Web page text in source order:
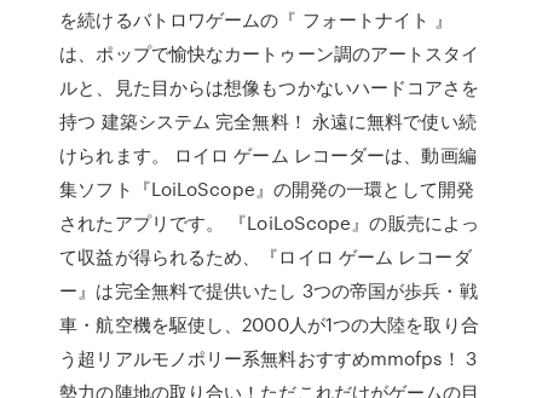
を続けるバトロワゲームの『 フォートナイト 』
は、ポップで愉快なカートゥーン調のアートスタイ
ルと、見た目からは想像もつかないハードコアさを
持つ 建築システム 完全無料！ 永遠に無料で使い続
けられます。 ロイロ ゲーム レコーダーは、動画編
集ソフト『LoiLoScope』の開発の一環として開発
されたアプリです。 『LoiLoScope』の販売によっ
て収益が得られるため、『ロイロ ゲーム レコーダ
ー』は完全無料で提供いたし 3つの帝国が歩兵・戦
車・航空機を駆使し、2000人が1つの大陸を取り合
う超リアルモノポリー系無料おすすめmmofps！ 3
勢力の陣地の取り合い！ただこれだけがゲームの目